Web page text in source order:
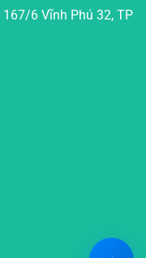
167/6 Vĩnh Phú 32, TP